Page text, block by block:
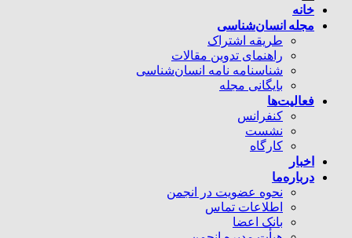
خانه
مجله انسان‌شناسی
طریقه اشتراک
راهنمای تدوین مقالات
شناسنامه نامه انسان‌شناسی
بایگانی مجله
فعالیت‌ها
کنفرانس
نشست
کارگاه
اخبار
درباره‌ما
نحوه عضویت در انجمن
اطلاعات تماس
بانک اعضا